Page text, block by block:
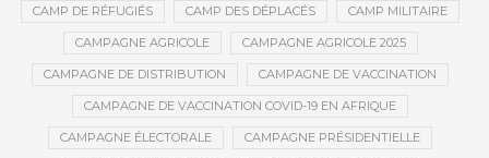
CAMP DE RÉFUGIÉS CAMP DES DÉPLACÉS CAMP MILITAIRE
CAMPAGNE AGRICOLE CAMPAGNE AGRICOLE 2025
CAMPAGNE DE DISTRIBUTION CAMPAGNE DE VACCINATION
CAMPAGNE DE VACCINATION COVID-19 EN AFRIQUE
CAMPAGNE ÉLECTORALE CAMPAGNE PRÉSIDENTIELLE